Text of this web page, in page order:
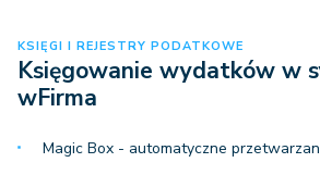
KSIĘGI I REJESTRY PODATKOWE
Księgowanie wydatków w
wFirma
Magic Box - automatyczne